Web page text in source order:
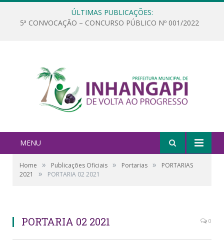
ÚLTIMAS PUBLICAÇÕES:
5ª CONVOCAÇÃO – CONCURSO PÚBLICO Nº 001/2022
MENU
Home » Publicações Oficiais » Portarias »
PORTARIAS
2021
» PORTARIA 02 2021
PORTARIA 02 2021 0